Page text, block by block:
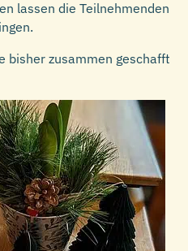
lassen die Teilnehmenden
bisher zusammen geschafft